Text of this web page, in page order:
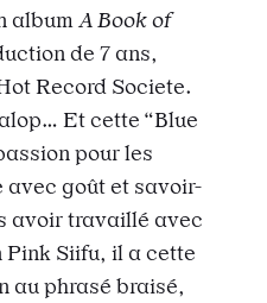
album A Book of
de 7 ans,
Record Societe.
Et cette “Blue
pour les
avec goût et savoir-
avoir travaillé avec
Siifu, il a cette
au phrasé braisé,